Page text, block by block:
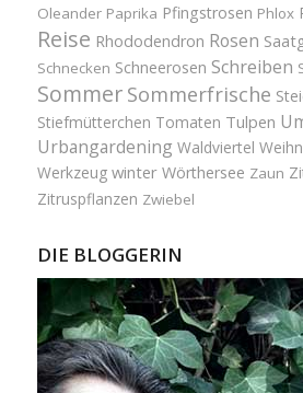
Oleander Paprika Pfingstrosen Phlox
Reise Rhododendron Rosen
Schnecken Schneerosen Schreiben
Sommer Sommerfrische
Stiefmütterchen Tomaten Tulpen
Urbangardening Waldviertel
Werkzeug winter Wörthersee Zaun
Zitruspflanzen Zwiebel
DIE BLOGGERIN